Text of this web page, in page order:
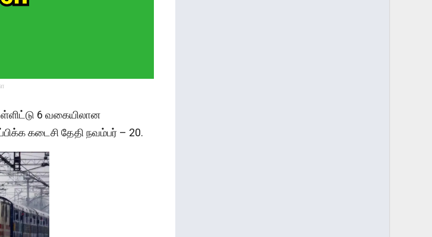
6 வகையிலான
கடைசி தேதி நவம்பர் – 20.